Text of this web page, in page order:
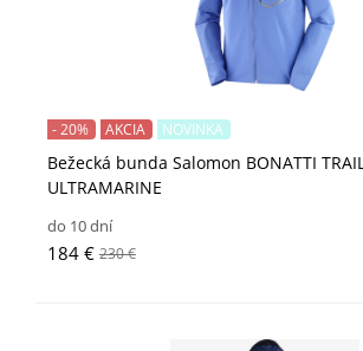
Bežecká bunda Salomon BONATTI
ULTRAMARINE
- 20% AKCIA NOVINKA
do 10 dní
184 € 230 €